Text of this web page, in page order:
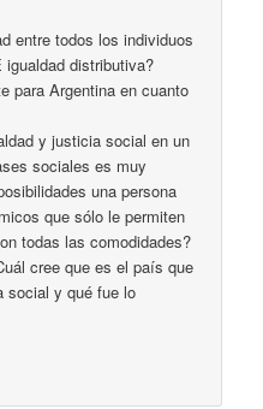
entre todos los individuos
distributiva?
para Argentina en cuanto
y justicia social en un
sociales es muy
una persona
que sólo le permiten
todas las comodidades?
cree que es el país que
social y qué fue lo